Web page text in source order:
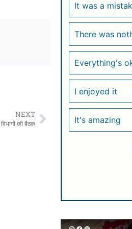
NEXT
की बैठक
It was a
There was
Everything's
I enjoyed it
It's amazing